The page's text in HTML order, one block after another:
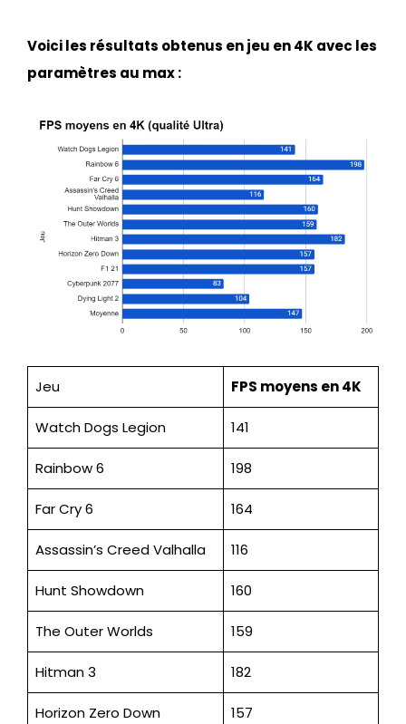
Voici les résultats obtenus en jeu en 4K avec les
paramètres au max :
Jeu FPS moyens en 4K
Watch Dogs Legion 141
Rainbow 6 198
Far Cry 6 164
Assassin’s Creed Valhalla 116
Hunt Showdown 160
The Outer Worlds 159
Hitman 3 182
Horizon Zero Down 157